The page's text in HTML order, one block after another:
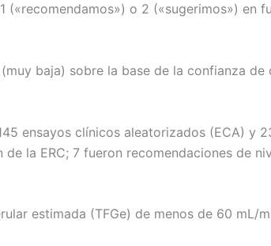
(«recomendamos») o 2 («sugerimos») en
baja) sobre la base de la confianza
ensayos clínicos aleatorizados (ECA) y
la ERC; 7 fueron recomendaciones de
estimada (TFGe) de menos de 60 mL/